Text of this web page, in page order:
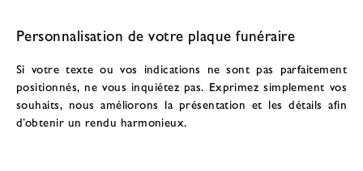
Personnalisation de votre plaque funéraire
Si votre texte ou vos indications ne sont pas parfaitement
positionnés, ne vous inquiétez pas. Exprimez simplement vos
souhaits, nous améliorons la présentation et les détails afin
d’obtenir un rendu harmonieux.